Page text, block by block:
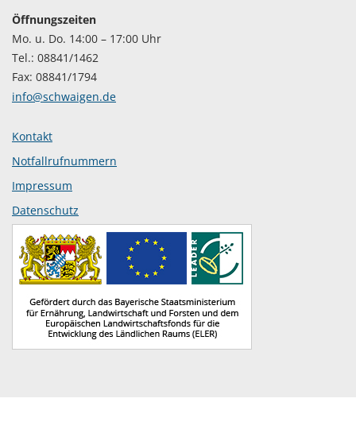
Öffnungszeiten
Mo. u. Do. 14:00 – 17:00 Uhr
Tel.: 08841/1462
Fax: 08841/1794
info@schwaigen.de
Kontakt
Notfallrufnummern
Impressum
Datenschutz